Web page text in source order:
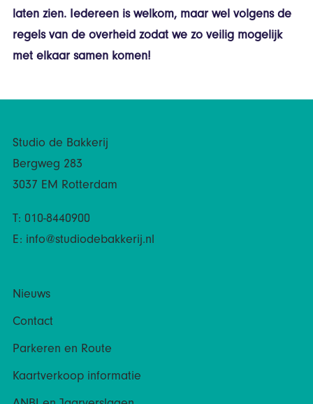
laten zien. Iedereen is welkom, maar wel volgens de
regels van de overheid zodat we zo veilig mogelijk
met elkaar samen komen!
Studio de Bakkerij
Bergweg 283
3037 EM Rotterdam
T: 010-8440900
E: info@studiodebakkerij.nl
Nieuws
Contact
Parkeren en Route
Kaartverkoop informatie